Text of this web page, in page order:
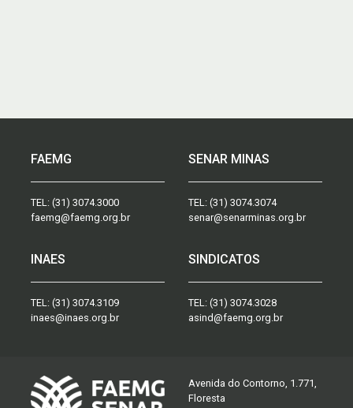
FAEMG
TEL: (31) 3074.3000
faemg@faemg.org.br
SENAR MINAS
TEL: (31) 3074.3074
senar@senarminas.org.br
INAES
TEL: (31) 3074.3109
inaes@inaes.org.br
SINDICATOS
TEL: (31) 3074.3028
asind@faemg.org.br
Avenida do Contorno, 1.771,
Floresta